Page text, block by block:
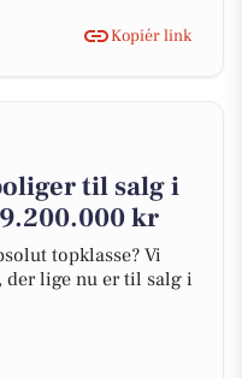
Kopiér link
til salg i
kr
topklasse? Vi
der lige nu er til salg i